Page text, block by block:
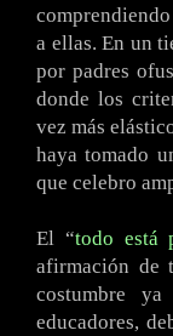
a ellas. En un
por padres
donde los
vez más
haya tomado
que celebro
El “todo está
afirmación de
costumbre
educadores,